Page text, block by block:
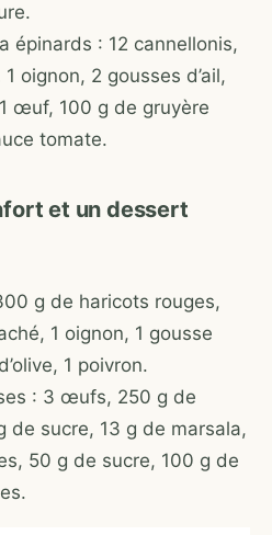
épinards : 12 cannellonis,
oignon, 2 gousses d’ail,
œuf, 100 g de gruyère
tomate.
et un dessert
g de haricots rouges,
1 oignon, 1 gousse
1 poivron.
: 3 œufs, 250 g de
de sucre, 13 g de marsala,
50 g de sucre, 100 g de